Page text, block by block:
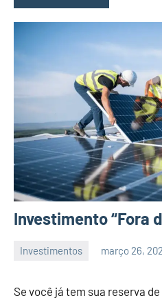
Investimento “Fora
Investimentos março 26,
Se você já tem sua reserva